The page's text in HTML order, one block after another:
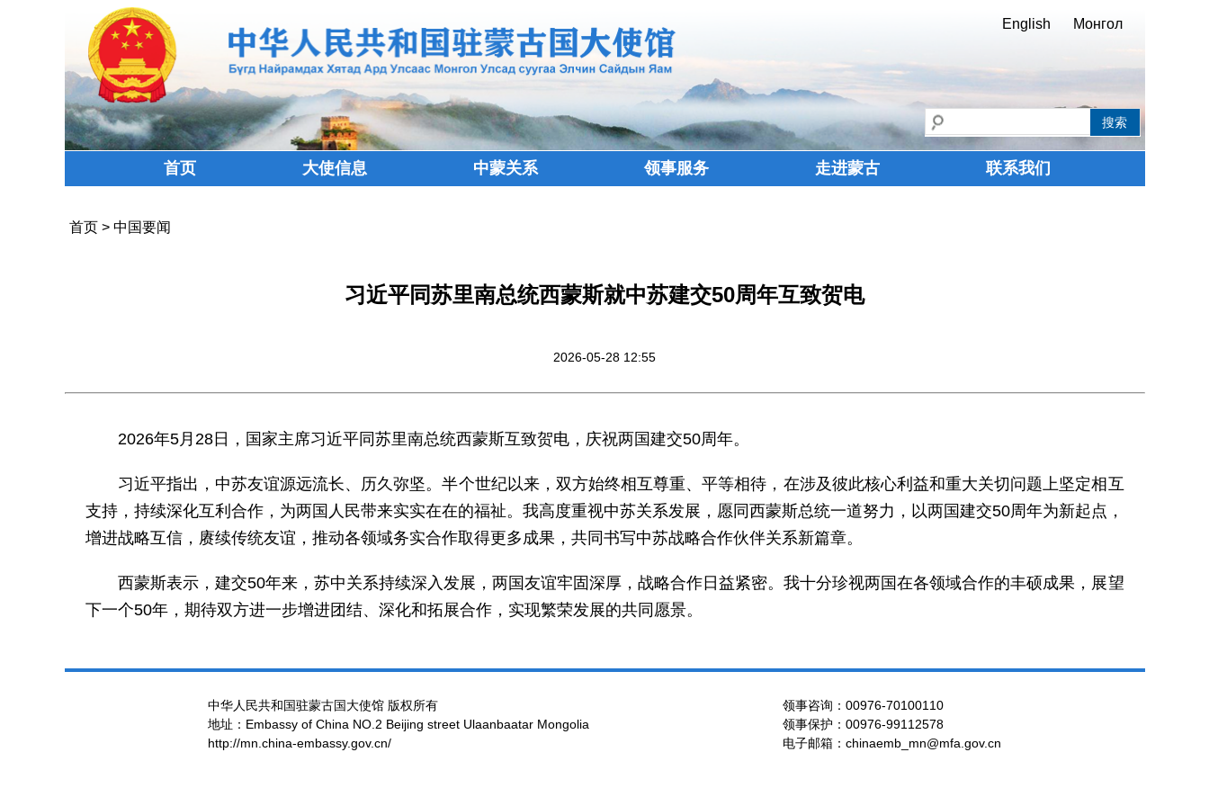
English Монгол
首页 大使信息 中蒙关系 领事服务 走进蒙古 联系我们
首页> 中国要闻
习近平同苏里南总统西蒙斯就中苏建交50周年互致贺电
2026-05-28 12:55
2026年5月28日，国家主席习近平同苏里南总统西蒙斯互致贺电，庆祝两国建交50周年。
习近平指出，中苏友谊源远流长、历久弥坚。半个世纪以来，双方始终相互尊重、平等相待，在涉及彼此核心利益和重大关切问题上坚定相互
支持，持续深化互利合作，为两国人民带来实实在在的福祉。我高度重视中苏关系发展，愿同西蒙斯总统一道努力，以两国建交50周年为新起点，
增进战略互信，赓续传统友谊，推动各领域务实合作取得更多成果，共同书写中苏战略合作伙伴关系新篇章。
西蒙斯表示，建交50年来，苏中关系持续深入发展，两国友谊牢固深厚，战略合作日益紧密。我十分珍视两国在各领域合作的丰硕成果，展望
下一个50年，期待双方进一步增进团结、深化和拓展合作，实现繁荣发展的共同愿景。
中华人民共和国驻蒙古国大使馆 版权所有
地址：Embassy of China NO.2 Beijing street Ulaanbaatar Mongolia
http://mn.china-embassy.gov.cn/
领事咨询：00976-70100110
领事保护：00976-99112578
电子邮箱：chinaemb_mn@mfa.gov.cn